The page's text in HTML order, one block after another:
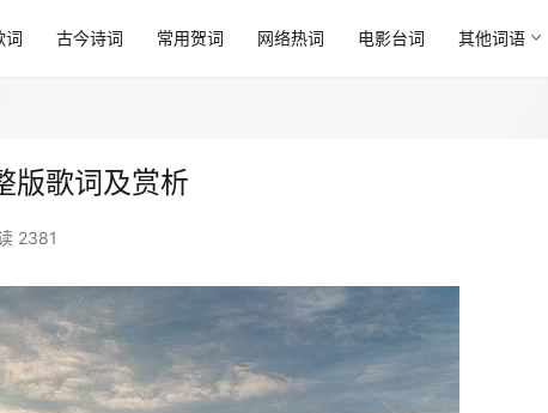
词 古今诗词 常用贺词 网络热词 电影台词 其他词语
版歌词及赏析
2381